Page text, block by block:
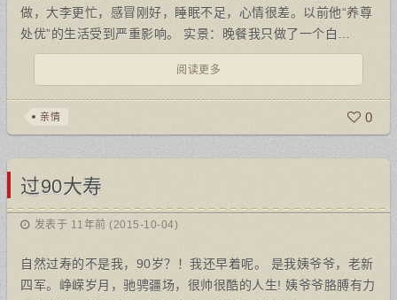
做，大李更忙，感冒刚好，睡眠不足，心情很差。以前他“养尊
处优”的生活受到严重影响。 实景：晚餐我只做了一个白…
阅读更多
亲情 0
过90大寿
发表于 11年前 (2015-10-04)
自然过寿的不是我，90岁？！我还早着呢。 是我姨爷爷，老新
四军。峥嵘岁月，驰骋疆场，很帅很酷的人生! 姨爷爷胳膊有力